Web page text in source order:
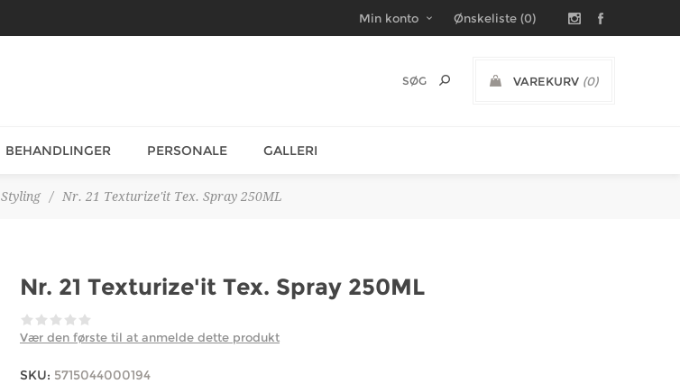
Min konto Ønskeliste (0)
VAREKURV (0)
BEHANDLINGER PERSONALE GALLERI
Styling / Nr. 21 Texturize'it Tex. Spray 250ML
Nr. 21 Texturize'it Tex. Spray 250ML
Vær den første til at anmelde dette produkt
SKU: 5715044000194